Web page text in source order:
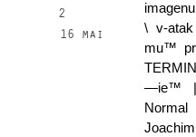
2
16 mai
\ v-
mu™
—ie™ |
Joachim